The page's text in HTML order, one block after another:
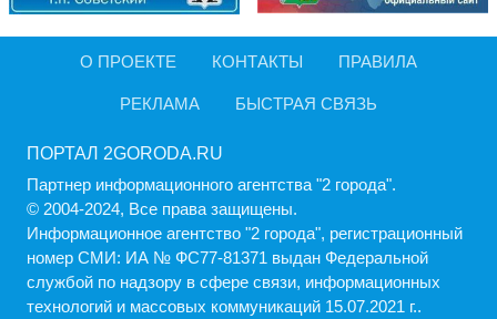
О ПРОЕКТЕ КОНТАКТЫ ПРАВИЛА
РЕКЛАМА БЫСТРАЯ СВЯЗЬ
ПОРТАЛ 2GORODA.RU
Партнер информационного агентства "2 города".
© 2004-2024, Все права защищены.
Информационное агентство "2 города", регистрационный
номер СМИ: ИА № ФС77-81371 выдан Федеральной
службой по надзору в сфере связи, информационных
технологий и массовых коммуникаций 15.07.2021 г..